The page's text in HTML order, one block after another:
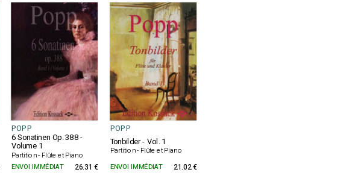
POPP
POPP
6 Sonatinen Op. 388 -
Volume 1
Partition - Flûte et Piano
Tonbilder - Vol. 1
Partition - Flûte et Piano
ENVOI IMMÉDIAT 26.31 € ENVOI IMMÉDIAT 21.02 €